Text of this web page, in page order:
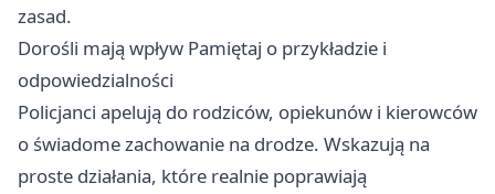
zasad.
Dorośli mają wpływ Pamiętaj o przykładzie i
odpowiedzialności
Policjanci apelują do rodziców, opiekunów i kierowców
o świadome zachowanie na drodze. Wskazują na
proste działania, które realnie poprawiają